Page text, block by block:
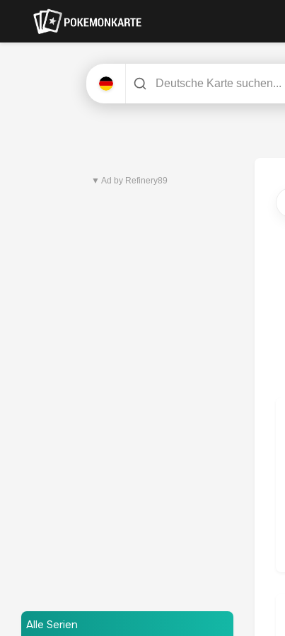
▼ Ad by Refinery89
Alle Serien